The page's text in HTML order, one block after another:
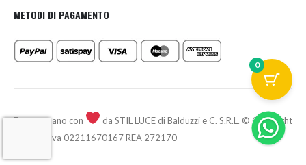
METODI DI PAGAMENTO
Fatto a mano con
da STIL LUCE di Balduzzi e C. S.R.L. © Copyright
2026 - P.Iva 02211670167 REA 272170
0